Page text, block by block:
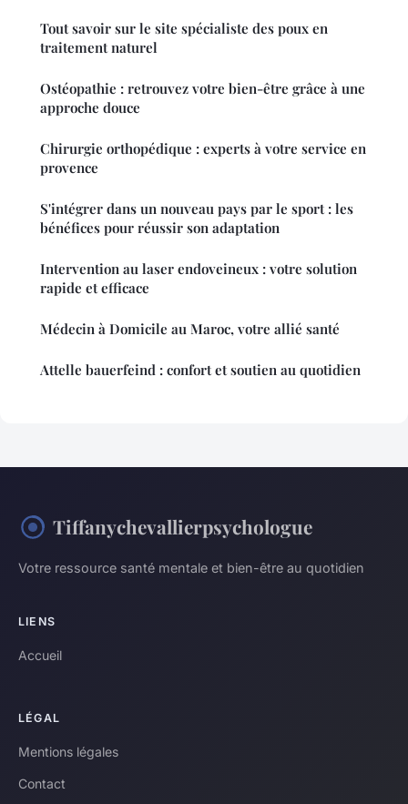
Tout savoir sur le site spécialiste des poux en
traitement naturel
Ostéopathie : retrouvez votre bien-être grâce à une
approche douce
Chirurgie orthopédique : experts à votre service en
provence
S'intégrer dans un nouveau pays par le sport : les
bénéfices pour réussir son adaptation
Intervention au laser endoveineux : votre solution
rapide et efficace
Médecin à Domicile au Maroc, votre allié santé
Attelle bauerfeind : confort et soutien au quotidien
Tiffanychevallierpsychologue
Votre ressource santé mentale et bien-être au quotidien
LIENS
Accueil
LÉGAL
Mentions légales
Contact